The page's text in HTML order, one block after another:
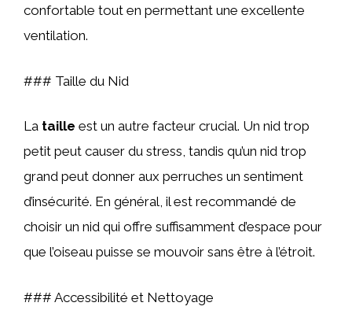
confortable tout en permettant une excellente
ventilation.
### Taille du Nid
La taille est un autre facteur crucial. Un nid trop
petit peut causer du stress, tandis qu’un nid trop
grand peut donner aux perruches un sentiment
d’insécurité. En général, il est recommandé de
choisir un nid qui offre suffisamment d’espace pour
que l’oiseau puisse se mouvoir sans être à l’étroit.
### Accessibilité et Nettoyage